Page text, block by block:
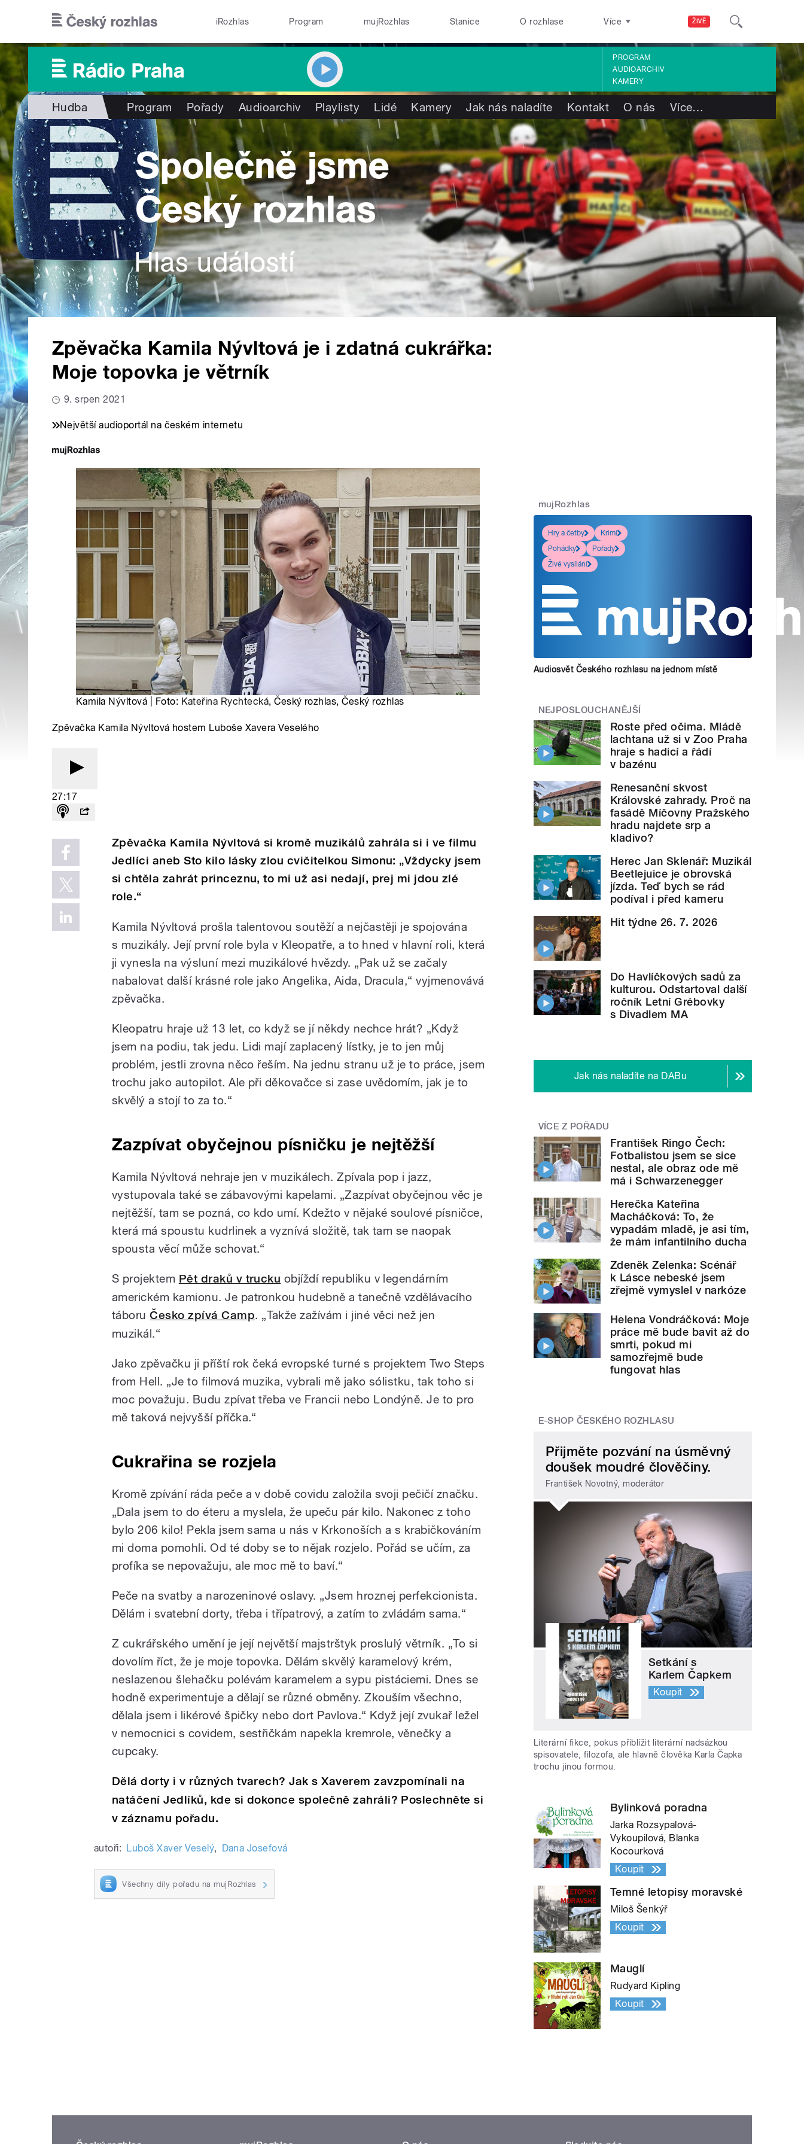
ŽIVĚ
iRozhlas Program mujRozhlas Stanice O rozhlase Více
PROGRAM
AUDIOARCHIV
KAMERY
Hudba Program Pořady Audioarchiv Playlisty Lidé Kamery Jak nás naladíte Kontakt O nás Více…
Zpěvačka Kamila Nývltová je i zdatná cukrářka:
Moje topovka je větrník
9. srpen 2021
Největší audioportál na českém internetu
Kamila Nývltová | Foto: Kateřina Rychtecká, Český rozhlas, Český rozhlas
Zpěvačka Kamila Nývltová hostem Luboše Xavera Veselého
27:17
Zpěvačka Kamila Nývltová si kromě muzikálů zahrála si i ve filmu
Jedlíci aneb Sto kilo lásky zlou cvičitelkou Simonu: „Vždycky jsem
si chtěla zahrát princeznu, to mi už asi nedají, prej mi jdou zlé
role.“
Kamila Nývltová prošla talentovou soutěží a nejčastěji je spojována
s muzikály. Její první role byla v Kleopatře, a to hned v hlavní roli, která
ji vynesla na výsluní mezi muzikálové hvězdy. „Pak už se začaly
nabalovat další krásné role jako Angelika, Aida, Dracula,“ vyjmenovává
zpěvačka.
Kleopatru hraje už 13 let, co když se jí někdy nechce hrát? „Když
jsem na podiu, tak jedu. Lidi mají zaplacený lístky, je to jen můj
problém, jestli zrovna něco řeším. Na jednu stranu už je to práce, jsem
trochu jako autopilot. Ale při děkovačce si zase uvědomím, jak je to
skvělý a stojí to za to.“
Zazpívat obyčejnou písničku je nejtěžší
Kamila Nývltová nehraje jen v muzikálech. Zpívala pop i jazz,
vystupovala také se zábavovými kapelami. „Zazpívat obyčejnou věc je
nejtěžší, tam se pozná, co kdo umí. Kdežto v nějaké soulové písničce,
která má spoustu kudrlinek a vyznívá složitě, tak tam se naopak
spousta věcí může schovat.“
S projektem Pět draků v trucku objíždí republiku v legendárním
americkém kamionu. Je patronkou hudebně a tanečně vzdělávacího
táboruČesko zpívá Camp. „Takže zažívám i jiné věci než jen
muzikál.“
Jako zpěvačku ji příští rok čeká evropské turné s projektem Two Steps
from Hell. „Je to filmová muzika, vybrali mě jako sólistku, tak toho si
moc považuju. Budu zpívat třeba ve Francii nebo Londýně. Je to pro
mě taková nejvyšší příčka.“
Cukrařina se rozjela
Kromě zpívání ráda peče a v době covidu založila svoji pečičí značku.
„Dala jsem to do éteru a myslela, že upeču pár kilo. Nakonec z toho
bylo 206 kilo! Pekla jsem sama u nás v Krkonoších a s krabičkováním
mi doma pomohli. Od té doby se to nějak rozjelo. Pořád se učím, za
profíka se nepovažuju, ale moc mě to baví.“
Peče na svatby a narozeninové oslavy. „Jsem hroznej perfekcionista.
Dělám i svatební dorty, třeba i třípatrový, a zatím to zvládám sama.“
Z cukrářského umění je její největší majstrštyk proslulý větrník. „To si
dovolím říct, že je moje topovka. Dělám skvělý karamelový krém,
neslazenou šlehačku polévám karamelem a sypu pistáciemi. Dnes se
hodně experimentuje a dělají se různé obměny. Zkouším všechno,
dělala jsem i likérové špičky nebo dort Pavlova.“ Když její zvukař ležel
v nemocnici s covidem, sestřičkám napekla kremrole, věnečky a
cupcaky.
Dělá dorty i v různých tvarech? Jak s Xaverem zavzpomínali na
natáčení Jedlíků, kde si dokonce společně zahráli? Poslechněte si
v záznamu pořadu.
autoři: Luboš Xaver Veselý, Dana Josefová
Všechny díly pořadu na mujRozhlas
mujRozhlas
Hry a četby
Krimi
Pohádky
Pořady
Živé vysílání
Audiosvět Českého rozhlasu na jednom místě
NEJPOSLOUCHANĚJŠÍ
Roste před očima. Mládě
lachtana už si v Zoo Praha
hraje s hadicí a řádí
v bazénu
Renesanční skvost
Královské zahrady. Proč na
fasádě Míčovny Pražského
hradu najdete srp a
kladivo?
Herec Jan Sklenář: Muzikál
Beetlejuice je obrovská
jízda. Teď bych se rád
podíval i před kameru
Hit týdne 26. 7. 2026
Do Havlíčkových sadů za
kulturou. Odstartoval další
ročník Letní Grébovky
s Divadlem MA
Jak nás naladíte na DABu
VÍCE Z POŘADU
František Ringo Čech:
Fotbalistou jsem se sice
nestal, ale obraz ode mě
má i Schwarzenegger
Herečka Kateřina
Macháčková: To, že
vypadám mladě, je asi tím,
že mám infantilního ducha
Zdeněk Zelenka: Scénář
k Lásce nebeské jsem
zřejmě vymyslel v narkóze
Helena Vondráčková: Moje
práce mě bude bavit až do
smrti, pokud mi
samozřejmě bude
fungovat hlas
E-SHOP ČESKÉHO ROZHLASU
Přijměte pozvání na úsměvný
doušek moudré člověčiny.
František Novotný, moderátor
Setkání s
Karlem Čapkem
Koupit
Literární fikce, pokus přiblížit literární nadsázkou
spisovatele, filozofa, ale hlavně člověka Karla Čapka
trochu jinou formou.
Bylinková poradna
Jarka Rozsypalová-
Vykoupilová, Blanka
Kocourková
Koupit
Temné letopisy moravské
Miloš Šenkýř
Koupit
Mauglí
Rudyard Kipling
Koupit